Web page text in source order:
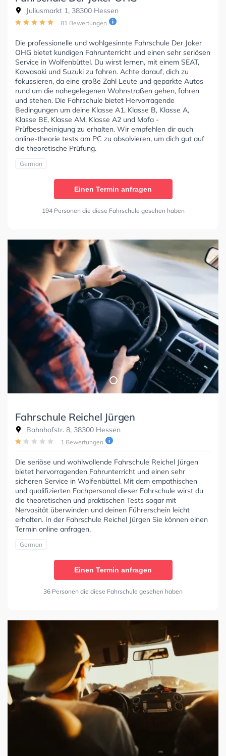
Juliusmarkt 1, 38300 Hessen
81 Bewertungen
Die professionelle und wohlgesinnte Fahrschule Der Joker
OHG bietet kundigen Fahrunterricht und einen sehr seriösen
Service in Wolfenbüttel. Du wirst lernen, mit einem SEAT,
Kawasaki und Suzuki zu fahren. Achte darauf, dich zu
fokussieren, da eine große Zahl Leute und geparkte Autos
rund um die nahegelegenen Wohnstraßen gehen, fahren
und stehen. Die Fahrschule bietet Hervorragende
Bedingungen um deine Klasse A1, Klasse B, Klasse A,
Klasse BE, Klasse AM, Klasse A2 und Mofa -
Prüfbescheinigung zu erhalten. Wir empfehlen dir auch
online-theorie tests am PC zu absolvieren, um dich gut auf
die theoretische Prüfung.
German
Einen Termin anfragen
194 Personen die diese Fahrschule gesehen haben
Fahrschule Reichel Jürgen
Bahnhofstr. 8, 38300 Hessen
1 Bewertungen
Die seriöse und wohlwollende Fahrschule Reichel Jürgen
bietet hervorragenden Fahrunterricht und einen sehr
sicheren Service in Wolfenbüttel. Mit dem empathischen
und qualifizierten Fachpersonal dieser Fahrschule wirst du
die theoretischen und praktischen Tests sogar mit
Nervosität überwinden und deinen Führerschein leicht
erhalten. In der Fahrschule Reichel Jürgen Sie können einen
Termin online anfragen.
German
Einen Termin anfragen
36 Personen die diese Fahrschule gesehen haben